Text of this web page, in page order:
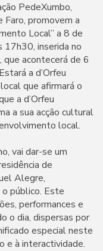
PedeXumbo,
Faro, promovem a
Local” a 8 de
17h30, inserida no
acontecerá de 6
a d’Orfeu
que afirmará o
a d’Orfeu
a sua acção cultural
local.
vai dar-se um
de
Alegre,
o público. Este
performances e
o dia, dispersas por
especial neste
e à interactividade.